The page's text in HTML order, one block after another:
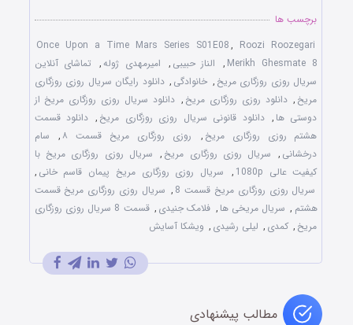
برچسب ها
Once Upon a Time Mars Series S01E08, Roozi Roozegari
Merikh Ghesmate 8
, الناز حبیبی , امیرمهدی ژوله, تماشای آنلاین
سریال روزی روزگاری مریخ , خانوادگی , دانلود رایگان سریال روزی روزگاری
مریخ , دانلود روزی روزگاری مریخ , دانلود سریال روزی روزگاری مریخ از
دوستی ها , دانلود قانونی سریال روزی روزگاری مریخ , دانلود قسمت
هشتم روزی روزگاری مریخ , روزی روزگاری مریخ قسمت ۸ ,
سام
درخشانی , سریال روزی روزگاری مریخ , سریال روزی روزگاری مریخ با
کیفیت عالی 1080p
, سریال روزی روزگاری مریخ پیمان قاسم خانی ,
سریال روزی روزگاری مریخ قسمت 8
, سریال روزی روزگاری مریخ قسمت
هشتم , سریال مریخی ها , فلامک جنیدی ,
قسمت 8 سریال روزی روزگاری
مریخ , کمدی , لیلی رشیدی , ویشکا آسایش
مطالب پیشنهادی